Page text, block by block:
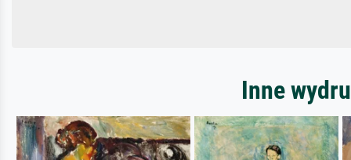
Inne